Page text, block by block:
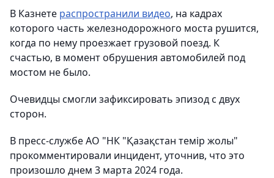
В Казнете распространили видео, на кадрах
которого часть железнодорожного моста рушится,
когда по нему проезжает грузовой поезд. К
счастью, в момент обрушения автомобилей под
мостом не было.
Очевидцы смогли зафиксировать эпизод с двух
сторон.
В пресс-службе АО "НК "Қазақстан темір жолы"
прокомментировали инцидент, уточнив, что это
произошло днем 3 марта 2024 года.